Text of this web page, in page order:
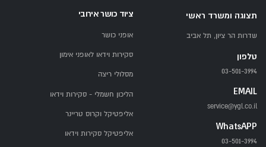
תצוגה ומשרד ראשי
שדרות הר ציון, תל אביב
טלפון
03-501-3994
EMAIL
service@ygl.co.il
WhatsAPP
03-501-3994
ציוד כושר אירובי
אופני כושר
סקירות וידאו לאופני אימון
מסלולי ריצה
הליכון חשמלי - סקירות וידאו
אליפטיקל וקרוס טריינר
אליפטיקל סקירות וידאו